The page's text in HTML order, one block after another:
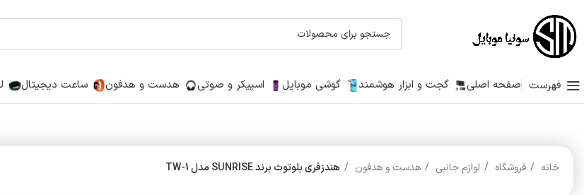
فهرست صفحه اصلی گجت و ابزار هوشمند گوشی موبایل اسپیکر و صوتی هدست و هدفون ساعت دیجیتال
خانه فروشگاه لوازم جانبی هدست و هدفون هندزفری بلوتوث برند SUNRISE مدل TW-1